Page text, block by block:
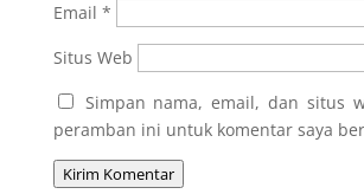
Email *
Situs Web
Simpan nama, email, dan situs
peramban ini untuk komentar saya
Kirim Komentar